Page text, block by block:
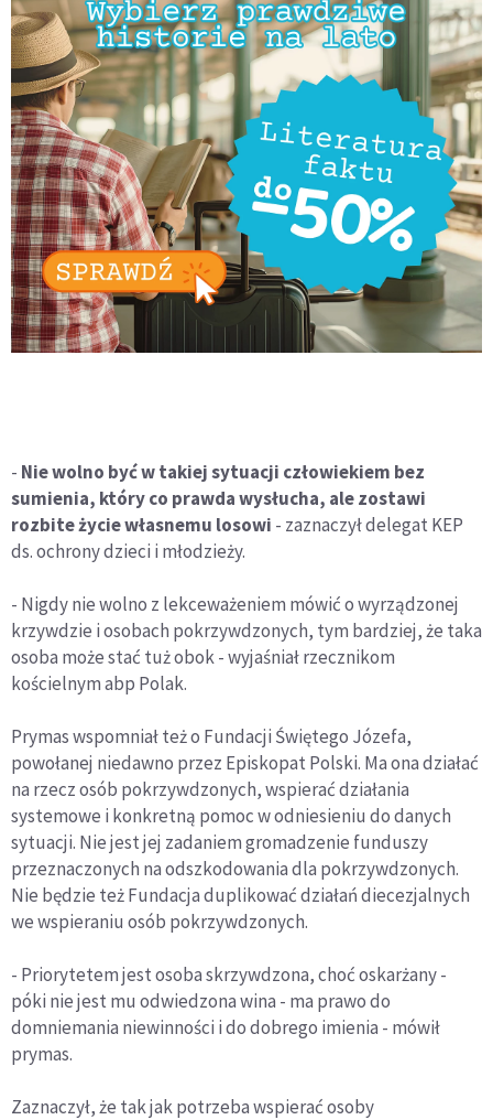
- Nie wolno być w takiej sytuacji człowiekiem bez
sumienia, który co prawda wysłucha, ale zostawi
rozbite życie własnemu losowi - zaznaczył delegat KEP
ds. ochrony dzieci i młodzieży.
- Nigdy nie wolno z lekceważeniem mówić o wyrządzonej
krzywdzie i osobach pokrzywdzonych, tym bardziej, że taka
osoba może stać tuż obok - wyjaśniał rzecznikom
kościelnym abp Polak.
Prymas wspomniał też o Fundacji Świętego Józefa,
powołanej niedawno przez Episkopat Polski. Ma ona działać
na rzecz osób pokrzywdzonych, wspierać działania
systemowe i konkretną pomoc w odniesieniu do danych
sytuacji. Nie jest jej zadaniem gromadzenie funduszy
przeznaczonych na odszkodowania dla pokrzywdzonych.
Nie będzie też Fundacja duplikować działań diecezjalnych
we wspieraniu osób pokrzywdzonych.
- Priorytetem jest osoba skrzywdzona, choć oskarżany -
póki nie jest mu odwiedzona wina - ma prawo do
domniemania niewinności i do dobrego imienia - mówił
prymas.
Zaznaczył, że tak jak potrzeba wspierać osoby